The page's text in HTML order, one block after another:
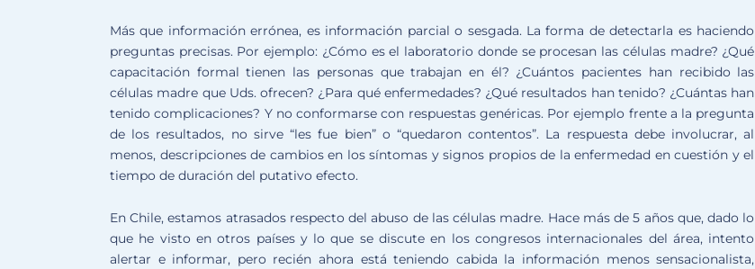
Más que información errónea, es información parcial o sesgada. La forma de detectarla es haciendo
preguntas precisas. Por ejemplo: ¿Cómo es el laboratorio donde se procesan las células madre? ¿Qué
capacitación formal tienen las personas que trabajan en él? ¿Cuántos pacientes han recibido las
células madre que Uds. ofrecen? ¿Para qué enfermedades? ¿Qué resultados han tenido? ¿Cuántas han
tenido complicaciones? Y no conformarse con respuestas genéricas. Por ejemplo frente a la pregunta
de los resultados, no sirve “les fue bien” o “quedaron contentos”. La respuesta debe involucrar, al
menos, descripciones de cambios en los síntomas y signos propios de la enfermedad en cuestión y el
tiempo de duración del putativo efecto.
En Chile, estamos atrasados respecto del abuso de las células madre. Hace más de 5 años que, dado lo
que he visto en otros países y lo que se discute en los congresos internacionales del área, intento
alertar e informar, pero recién ahora está teniendo cabida la información menos sensacionalista,